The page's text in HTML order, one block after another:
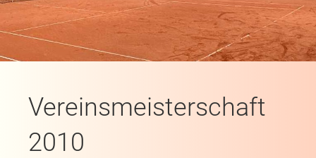
Vereinsmeisterschaft
2010